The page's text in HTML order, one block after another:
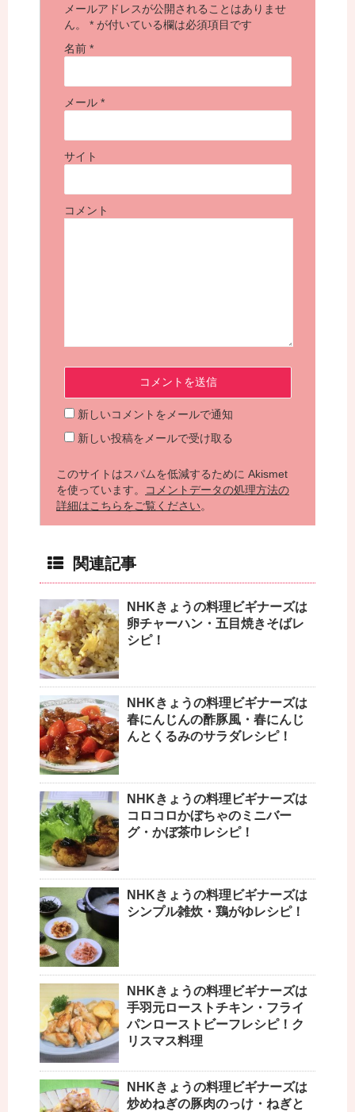
メールアドレスが公開されることはありませ
ん。
* が付いている欄は必須項目です
名前 *
メール *
サイト
コメント
新しいコメントをメールで通知
新しい投稿をメールで受け取る
このサイトはスパムを低減するために Akismet
を使っています。
コメントデータの処理方法の
詳細はこちらをご覧ください。
関連記事
NHKきょうの料理ビギナーズは
卵チャーハン・五目焼きそばレ
シピ！
NHKきょうの料理ビギナーズは
春にんじんの酢豚風・春にんじ
んとくるみのサラダレシピ！
NHKきょうの料理ビギナーズは
コロコロかぼちゃのミニバー
グ・かぼ茶巾レシピ！
NHKきょうの料理ビギナーズは
シンプル雑炊・鶏がゆレシピ！
NHKきょうの料理ビギナーズは
手羽元ローストチキン・フライ
パンローストビーフレシピ！ク
リスマス料理
NHKきょうの料理ビギナーズは
炒めねぎの豚肉のっけ・ねぎと